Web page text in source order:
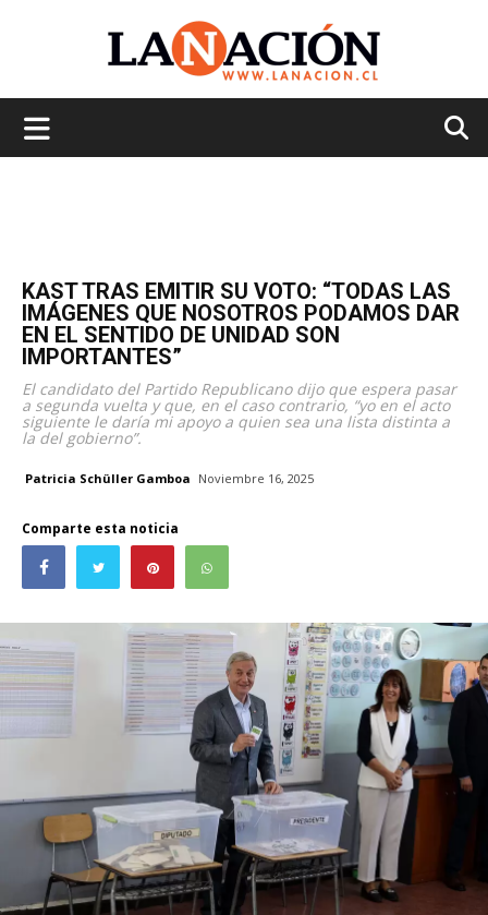
KAST TRAS EMITIR SU VOTO: “TODAS LAS
IMÁGENES QUE NOSOTROS PODAMOS DAR
EN EL SENTIDO DE UNIDAD SON
IMPORTANTES”
El candidato del Partido Republicano dijo que espera pasar
a segunda vuelta y que, en el caso contrario, “yo en el acto
siguiente le daría mi apoyo a quien sea una lista distinta a
la del gobierno”.
Patricia Schüller Gamboa Noviembre 16, 2025
Comparte esta noticia